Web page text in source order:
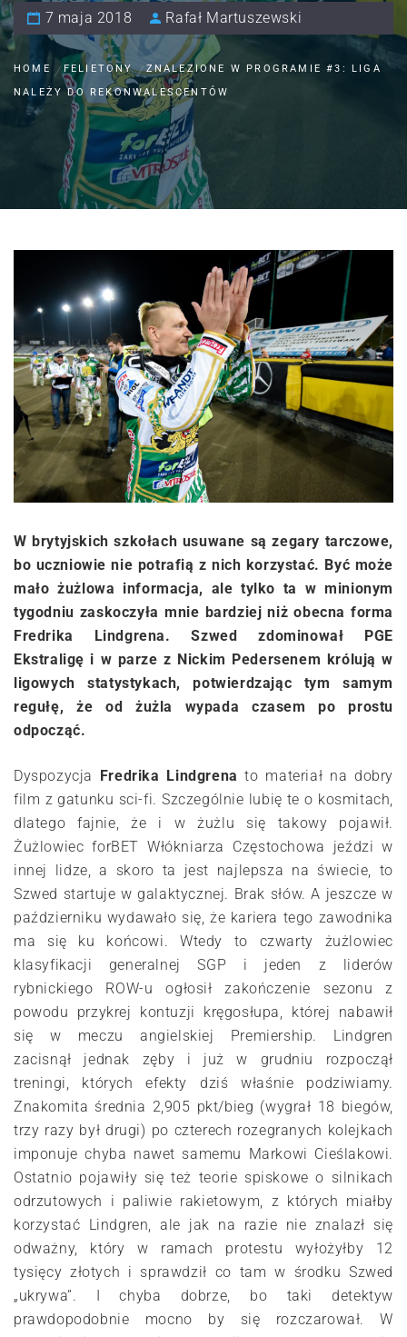
7 maja 2018 Rafał Martuszewski
HOME FELIETONY
ZNALEZIONE W PROGRAMIE #3: LIGA
NALEŻY DO REKONWALESCENTÓW
W brytyjskich szkołach usuwane są zegary tarczowe,
bo uczniowie nie potrafią z nich korzystać. Być może
mało żużlowa informacja, ale tylko ta w minionym
tygodniu zaskoczyła mnie bardziej niż obecna forma
Fredrika Lindgrena. Szwed zdominował PGE
Ekstraligę i w parze z Nickim Pedersenem królują w
ligowych statystykach, potwierdzając tym samym
regułę, że od żużla wypada czasem po prostu
odpocząć.
Dyspozycja Fredrika Lindgrena to materiał na dobry
film z gatunku sci-fi. Szczególnie lubię te o kosmitach,
dlatego fajnie, że i w żużlu się takowy pojawił.
Żużlowiec forBET Włókniarza Częstochowa jeździ w
innej lidze, a skoro ta jest najlepsza na świecie, to
Szwed startuje w galaktycznej. Brak słów. A jeszcze w
październiku wydawało się, że kariera tego zawodnika
ma się ku końcowi. Wtedy to czwarty żużlowiec
klasyfikacji generalnej SGP i jeden z liderów
rybnickiego ROW-u ogłosił zakończenie sezonu z
powodu przykrej kontuzji kręgosłupa, której nabawił
się w meczu angielskiej Premiership. Lindgren
zacisnął jednak zęby i już w grudniu rozpoczął
treningi, których efekty dziś właśnie podziwiamy.
Znakomita średnia 2,905 pkt/bieg (wygrał 18 biegów,
trzy razy był drugi) po czterech rozegranych kolejkach
imponuje chyba nawet samemu Markowi Cieślakowi.
Ostatnio pojawiły się też teorie spiskowe o silnikach
odrzutowych i paliwie rakietowym, z których miałby
korzystać Lindgren, ale jak na razie nie znalazł się
odważny, który w ramach protestu wyłożyłby 12
tysięcy złotych i sprawdził co tam w środku Szwed
„ukrywa”. I chyba dobrze, bo taki detektyw
prawdopodobnie mocno by się rozczarował. W